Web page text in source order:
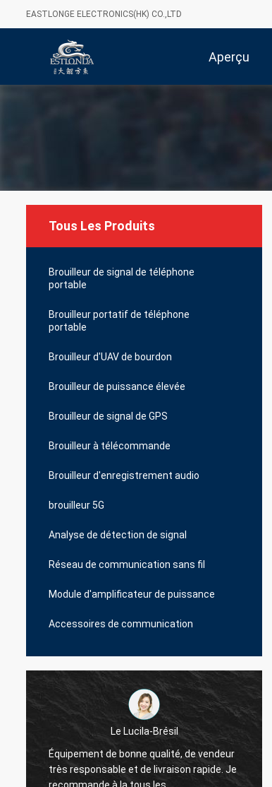
EASTLONGE ELECTRONICS(HK) CO.,LTD
Aperçu
Tous Les Produits
Brouilleur de signal de téléphone
portable
Brouilleur portatif de téléphone
portable
Brouilleur d'UAV de bourdon
Brouilleur de puissance élevée
Brouilleur de signal de GPS
Brouilleur à télécommande
Brouilleur d'enregistrement audio
brouilleur 5G
Analyse de détection de signal
Réseau de communication sans fil
Module d'amplificateur de puissance
Accessoires de communication
qualité, de vendeur
livraison rapide. Je
La Hamadivo-
Le best-seller, la bonne
délai de livraison rapide